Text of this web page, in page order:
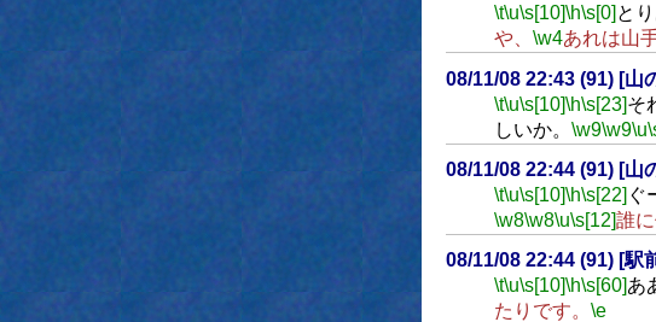
\t\u\s[10]\h\s[0] と
や、 \w4あれは山
08/11/08 22:43 (91) [山
\t\u\s[10]\h\s[23]そ
しいか。 \w9\w9\u
08/11/08 22:44 (91) [山
\t\u\s[10]\h\s[22] ぐ
\w8\w8\u\s[12]誰
08/11/08 22:44 (91) [駅
\t\u\s[10]\h\s[60]あ
たりです。 \e